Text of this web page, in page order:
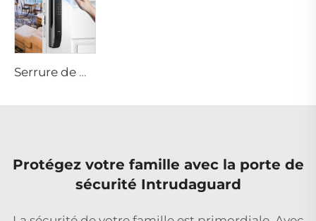
Serrure de maison intelligente avec fonction biométrique à mot de passe et à empreinte digitale Tenon A6 Pro
Protégez votre famille avec la porte de
sécurité Intrudaguard